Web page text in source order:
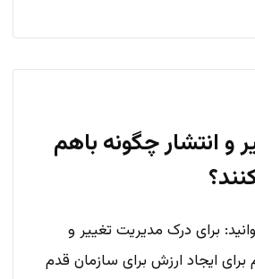
و انتشار چگونه باهم
برای درک مدیریت تغییر و
برای ایجاد ارزش برای سازمان قدم